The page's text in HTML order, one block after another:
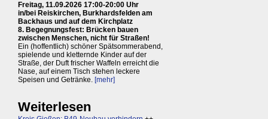
Freitag, 11.09.2026 17:00-20:00 Uhr
in/bei Reiskirchen, Burkhardsfelden am
Backhaus und auf dem Kirchplatz
8. Begegnungsfest: Brücken bauen
zwischen Menschen, nicht für Straßen!
Ein (hoffentlich) schöner Spätsommerabend,
spielende und kletternde Kinder auf der
Straße, der Duft frischer Waffeln erreicht die
Nase, auf einem Tisch stehen leckere
Speisen und Getränke. [mehr]
Weiterlesen